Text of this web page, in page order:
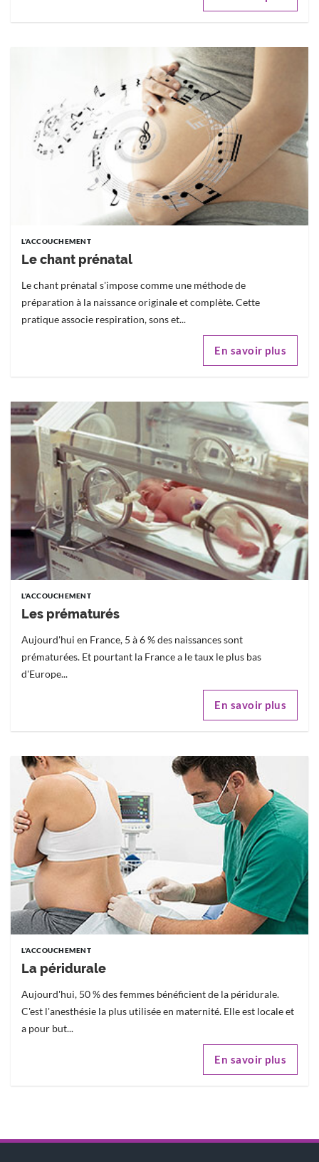
L'ACCOUCHEMENT
Le chant prénatal
Le chant prénatal s'impose comme une méthode de
préparation à la naissance originale et complète. Cette
pratique associe respiration, sons et...
En savoir plus
L'ACCOUCHEMENT
Les prématurés
Aujourd'hui en France, 5 à 6 % des naissances sont
prématurées. Et pourtant la France a le taux le plus bas
d'Europe...
En savoir plus
L'ACCOUCHEMENT
La péridurale
Aujourd'hui, 50 % des femmes bénéficient de la péridurale.
C'est l'anesthésie la plus utilisée en maternité. Elle est locale et
a pour but...
En savoir plus